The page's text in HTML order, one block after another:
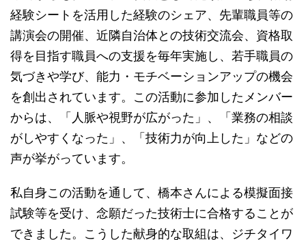
経験シートを活用した経験のシェア、先輩職員等の
講演会の開催、近隣自治体との技術交流会、資格取
得を目指す職員への支援を毎年実施し、若手職員の
気づきや学び、能力・モチベーションアップの機会
を創出されています。この活動に参加したメンバー
からは、「人脈や視野が広がった」、「業務の相談
がしやすくなった」、「技術力が向上した」などの
声が挙がっています。
私自身この活動を通して、橋本さんによる模擬面接
試験等を受け、念願だった技術士に合格することが
できました。こうした献身的な取組は、ジチタイワ